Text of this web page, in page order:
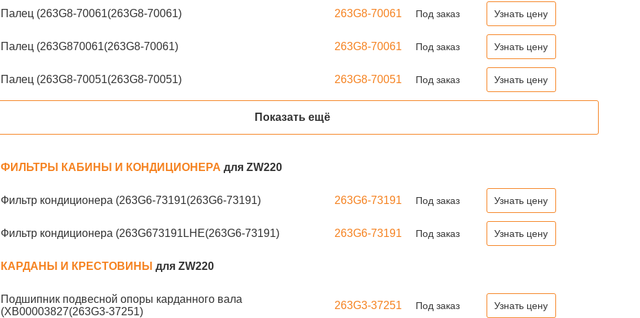
Палец (263G8-70061(263G8-70061) 263G8-70061 Под заказ Узнать цену
Палец (263G870061(263G8-70061) 263G8-70061 Под заказ Узнать цену
Палец (263G8-70051(263G8-70051) 263G8-70051 Под заказ Узнать цену
Показать ещё
ФИЛЬТРЫ КАБИНЫ И КОНДИЦИОНЕРА для ZW220
Фильтр кондиционера (263G6-73191(263G6-73191) 263G6-73191 Под заказ Узнать цену
Фильтр кондиционера (263G673191LHE(263G6-73191) 263G6-73191 Под заказ Узнать цену
КАРДАНЫ И КРЕСТОВИНЫ для ZW220
Подшипник подвесной опоры карданного вала
(XB00003827(263G3-37251)
263G3-37251 Под заказ Узнать цену